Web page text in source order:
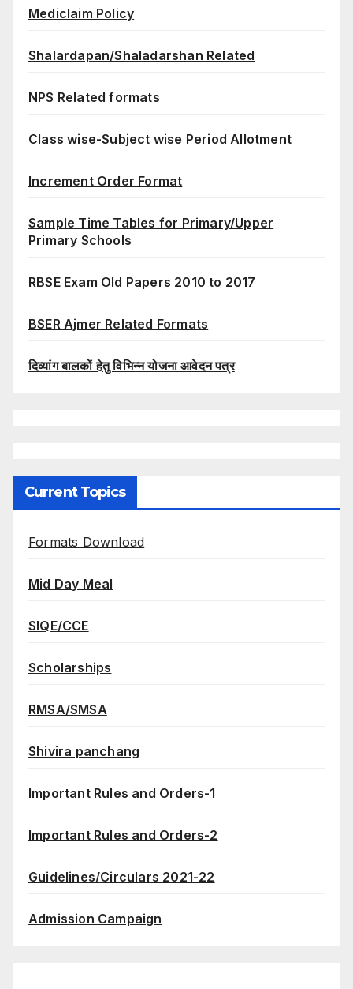
Mediclaim Policy
Shalardapan/Shaladarshan Related
NPS Related formats
Class wise-Subject wise Period Allotment
Increment Order Format
Sample Time Tables for Primary/Upper
Primary Schools
RBSE Exam Old Papers 2010 to 2017
BSER Ajmer Related Formats
दिव्यांग बालकों हेतु विभिन्न योजना आवेदन पत्र
Current Topics
Formats Download
Mid Day Meal
SIQE/CCE
Scholarships
RMSA/SMSA
Shivira panchang
Important Rules and Orders-1
Important Rules and Orders-2
Guidelines/Circulars 2021-22
Admission Campaign